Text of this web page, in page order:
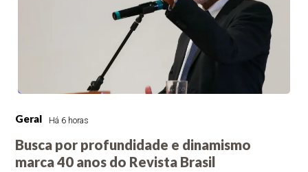
Geral Há 6 horas
Busca por profundidade e dinamismo
marca 40 anos do Revista Brasil